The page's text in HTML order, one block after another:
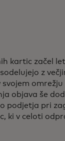
kartic začel
z
objava še
podjetja pri
ki v celoti